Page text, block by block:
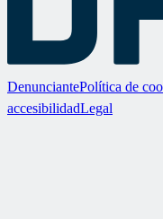
DenunciantePolítica de
accesibilidadLegal